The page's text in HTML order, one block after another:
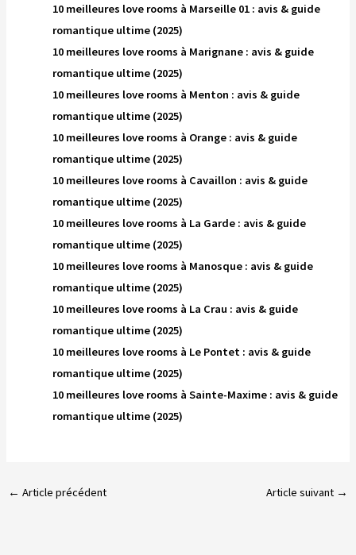
10 meilleures love rooms à Marseille 01 : avis & guide
romantique ultime (2025)
10 meilleures love rooms à Marignane : avis & guide
romantique ultime (2025)
10 meilleures love rooms à Menton : avis & guide
romantique ultime (2025)
10 meilleures love rooms à Orange : avis & guide
romantique ultime (2025)
10 meilleures love rooms à Cavaillon : avis & guide
romantique ultime (2025)
10 meilleures love rooms à La Garde : avis & guide
romantique ultime (2025)
10 meilleures love rooms à Manosque : avis & guide
romantique ultime (2025)
10 meilleures love rooms à La Crau : avis & guide
romantique ultime (2025)
10 meilleures love rooms à Le Pontet : avis & guide
romantique ultime (2025)
10 meilleures love rooms à Sainte-Maxime : avis & guide
romantique ultime (2025)
← Article précédent Article suivant →